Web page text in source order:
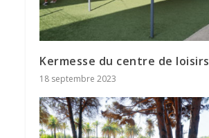
Kermesse du centre de loisirs
18 septembre 2023